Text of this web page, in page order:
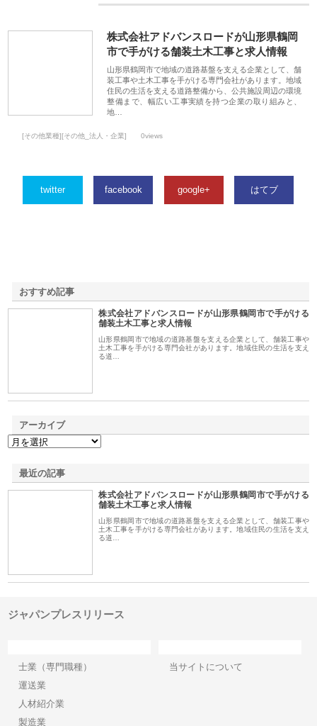
株式会社アドバンスロードが山形県鶴岡
市で手がける舗装土木工事と求人情報
山形県鶴岡市で地域の道路基盤を支える企業として、舗
装工事や土木工事を手がける専門会社があります。地域
住民の生活を支える道路整備から、公共施設周辺の環境
整備まで、幅広い工事実績を持つ企業の取り組みと、
地…
[その他業種][その他_法人・企業] 0views
twitter facebook google+ はてブ
おすすめ記事
株式会社アドバンスロードが山形県鶴岡市で手がける
舗装土木工事と求人情報
山形県鶴岡市で地域の道路基盤を支える企業として、舗装工事や
土木工事を手がける専門会社があります。地域住民の生活を支え
る道…
アーカイブ
最近の記事
株式会社アドバンスロードが山形県鶴岡市で手がける
舗装土木工事と求人情報
山形県鶴岡市で地域の道路基盤を支える企業として、舗装工事や
土木工事を手がける専門会社があります。地域住民の生活を支え
る道…
ジャパンプレスリリース
士業（専門職種）
運送業
人材紹介業
製造業
当サイトについて